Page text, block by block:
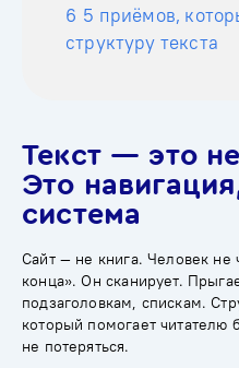
6 5 приёмов,
структуру текста
Текст — это
Это
система
Сайт — не книга. Человек не
конца». Он сканирует.
подзаголовкам, спискам.
который помогает читателю
не потеряться.